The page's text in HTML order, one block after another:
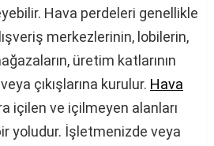
Hava perdeleri genellikle
merkezlerinin, lobilerin,
üretim katlarının
çıkışlarına kurulur. Hava
içilen ve içilmeyen alanları
yoludur. İşletmenizde veya